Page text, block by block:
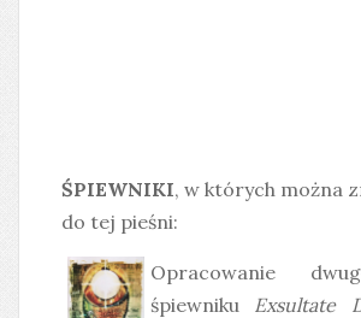
ŚPIEWNIKI, w których można
do tej pieśni:
Opracowanie
śpiewniku Exsultate